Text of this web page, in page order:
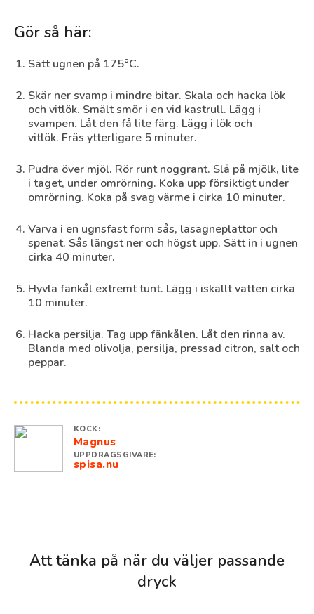
Gör så här:
Sätt ugnen på 175°C.
Skär ner svamp i mindre bitar. Skala och hacka lök
och vitlök. Smält smör i en vid kastrull. Lägg i
svampen. Låt den få lite färg. Lägg i lök och
vitlök. Fräs ytterligare 5 minuter.
Pudra över mjöl. Rör runt noggrant. Slå på mjölk, lite
i taget, under omrörning. Koka upp försiktigt under
omrörning. Koka på svag värme i cirka 10 minuter.
Varva i en ugnsfast form sås, lasagneplattor och
spenat. Sås längst ner och högst upp. Sätt in i ugnen
cirka 40 minuter.
Hyvla fänkål extremt tunt. Lägg i iskallt vatten cirka
10 minuter.
Hacka persilja. Tag upp fänkålen. Låt den rinna av.
Blanda med olivolja, persilja, pressad citron, salt och
peppar.
KOCK:
Magnus
UPPDRAGSGIVARE:
spisa.nu
Att tänka på när du väljer passande
dryck